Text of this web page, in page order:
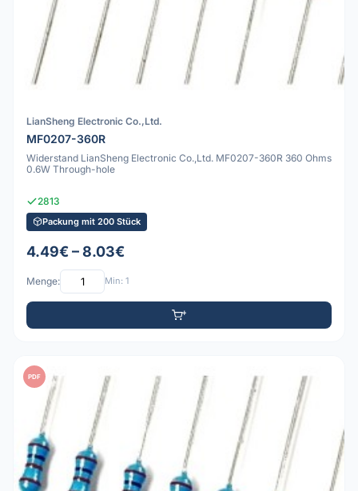
LianSheng Electronic Co.,Ltd.
MF0207-360R
Widerstand LianSheng Electronic Co.,Ltd. MF0207-360R 360 Ohms
0.6W Through-hole
2813
Packung mit 200 Stück
4.49€ – 8.03€
Menge: Min: 1
PDF